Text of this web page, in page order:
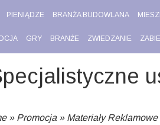
PIENIĄDZE BRANŻA BUDOWLANA
GRY BRANŻE ZWIEDZANIE
» Promocja» Materiały Reklamowe